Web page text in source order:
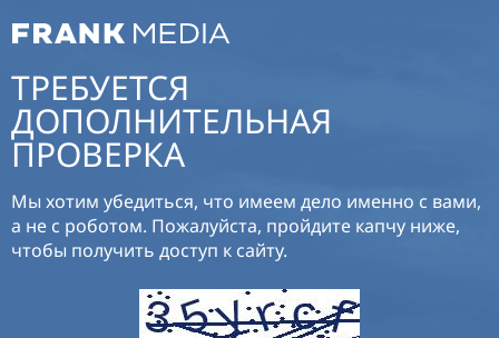
ТРЕБУЕТСЯ
ДОПОЛНИТЕЛЬНАЯ
ПРОВЕРКА
Мы хотим убедиться, что имеем дело именно с вами,
а не с роботом. Пожалуйста, пройдите капчу ниже,
чтобы получить доступ к сайту.